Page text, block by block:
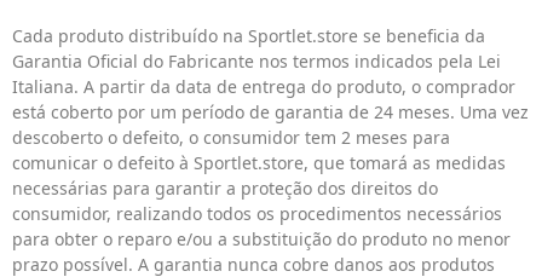
Cada produto distribuído na Sportlet.store se beneficia da
Garantia Oficial do Fabricante nos termos indicados pela Lei
Italiana. A partir da data de entrega do produto, o comprador
está coberto por um período de garantia de 24 meses. Uma vez
descoberto o defeito, o consumidor tem 2 meses para
comunicar o defeito à Sportlet.store, que tomará as medidas
necessárias para garantir a proteção dos direitos do
consumidor, realizando todos os procedimentos necessários
para obter o reparo e/ou a substituição do produto no menor
prazo possível. A garantia nunca cobre danos aos produtos